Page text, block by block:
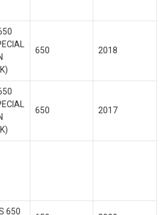
650 2018
650 2017
650